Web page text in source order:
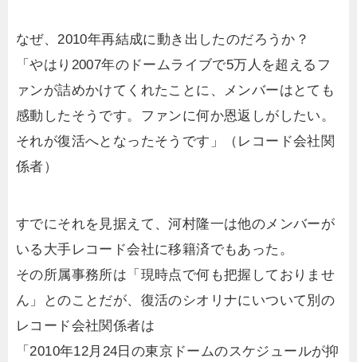
なぜ、2010年再結成に動き出したのだろうか？
「やはり2007年のドームライブで5万人を超えるフ
ァンが詰めかけてくれたことに、メンバーはとても
感動したそうです。ファンに何か恩返しがしたい。
それが復活へとなったそうです」（レコード会社関
係者）
すでにそれを見据えて、河村隆一は他のメンバーが
いる大手レコード会社に移籍済でもあった。
その所属事務所は「現時点で何も把握しておりませ
ん」とのことだが、復活のシオリナにいついて別の
レコード会社関係者は
「2010年12月24日の東京ドームのスケジュールが抑